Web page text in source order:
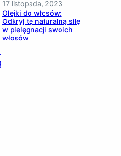
17 listopada, 2023
Olejki do włosów:
Odkryj tę naturalną siłę
w pielęgnacji swoich
włosów